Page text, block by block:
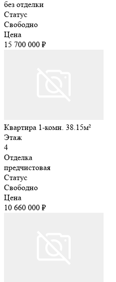
без отделки
Статус
Свободно
Цена
15 700 000 ₽
Квартира 1-комн. 38.15м²
Этаж
4
Отделка
предчистовая
Статус
Свободно
Цена
10 660 000 ₽